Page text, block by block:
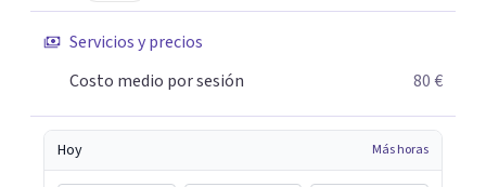
Servicios y precios
Costo medio por sesión
80 €
Hoy Más horas